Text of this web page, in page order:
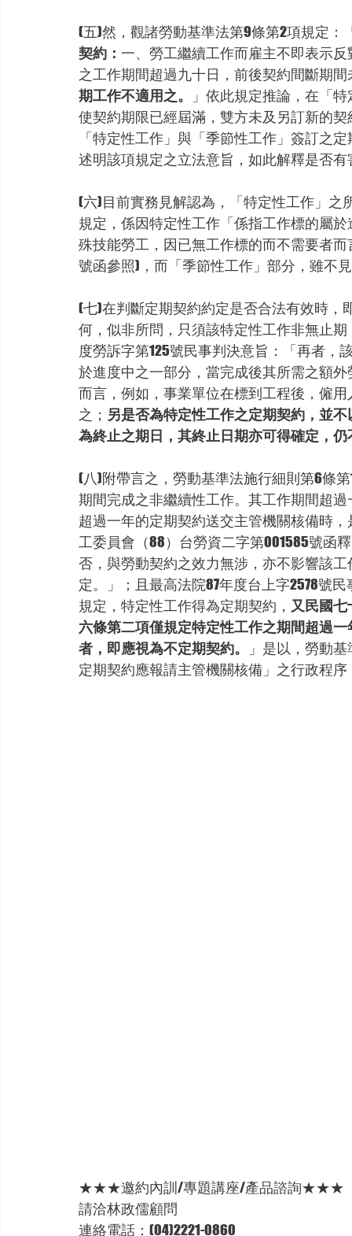
(五)然，觀諸勞動基準法第9條第2項規定：
契約： 一、勞工繼續工作而雇主不即表示反
之工作期間超過九十日，前後契約間斷期
期工作不適用之。
」依此規定推論，在「
使契約期限已經屆滿，雙方未及另訂新的
「特定性工作」與「季節性工作」簽訂之
述明該項規定之立法意旨，如此解釋是否
(六)目前實務見解認為，「特定性工作」之
規定，係因特定性工作「係指工作標的屬
殊技能勞工，因已無工作標的而不需要者
號函參照)，而「季節性工作」部分，雖不
(七)在判斷定期契約約定是否合法有效時，
何，似非所問，只須該特定性工作非無止
度勞訴字第125號民事判決意旨：「再者，
於進度中之一部分，當完成後其所需之額
而言，例如，事業單位在標到工程後，僱
之； 另是否為特定性工作之定期契約，並
為終止之期日，其終止日期亦可得確定，
(八)附帶言之，勞動基準法施行細則第6條
期間完成之非繼續性工作。其工作期間超
超過一年的定期契約送交主管機關核備時
工委員會（88）台勞資二字第001585號函
否，與勞動契約之效力無涉，亦不影響該
定。」；且最高法院87年度台上字2578號
規定，特定性工作得為定期契約， 又民國
六條第二項僅規定特定性工作之期間超過
者，即應視為不定期契約。
」是以，勞動
定期契約應報請主管機關核備」之行政程
★★★邀約內訓/專題講座/產品諮詢★★★
請洽林政儒顧問
連絡電話：(04)2221-0860